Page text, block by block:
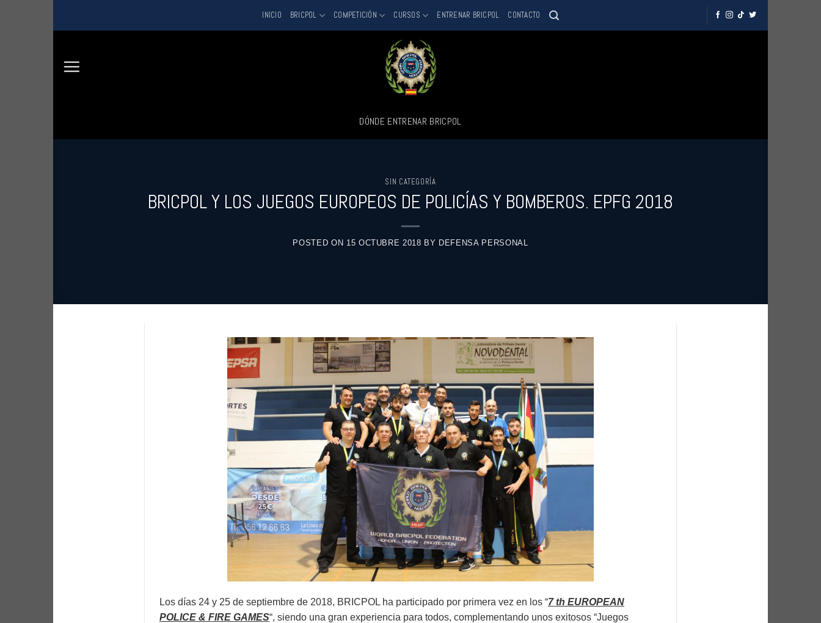
INICIO BRICPOL COMPETICIÓN CURSOS ENTRENAR BRICPOL CONTACTO
DÓNDE ENTRENAR BRICPOL
SIN CATEGORÍA
BRICPOL Y LOS JUEGOS EUROPEOS DE POLICÍAS Y BOMBEROS. EPFG 2018
POSTED ON 15 OCTUBRE 2018 BY DEFENSA PERSONAL
Los días 24 y 25 de septiembre de 2018, BRICPOL ha participado por primera vez en los “7 th EUROPEAN
POLICE & FIRE GAMES“, siendo una gran experiencia para todos, complementando unos exitosos “Juegos